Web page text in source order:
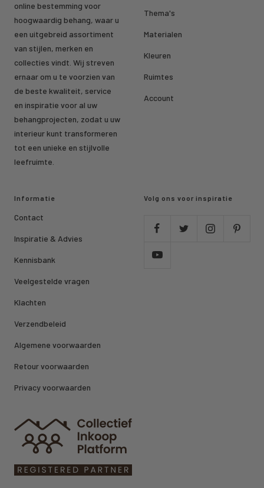
online bestemming voor
hoogwaardig behang, waar u
een uitgebreid assortiment
van stijlen, merken en
collecties vindt. Wij streven
ernaar om u te voorzien van
de beste kwaliteit, service
en inspiratie voor al uw
behangprojecten, zodat u uw
interieur kunt transformeren
tot een unieke en stijlvolle
leefruimte.
Thema's
Materialen
Kleuren
Ruimtes
Account
Informatie
Contact
Inspiratie & Advies
Kennisbank
Veelgestelde vragen
Klachten
Verzendbeleid
Algemene voorwaarden
Retour voorwaarden
Privacy voorwaarden
Volg ons voor inspiratie